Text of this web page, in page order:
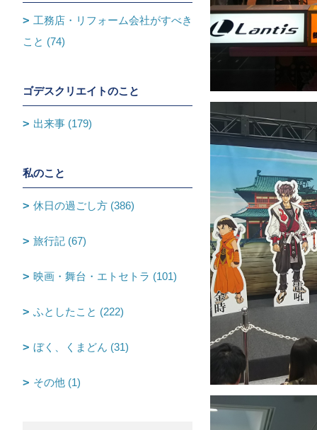
工務店・リフォーム会社がすべき
こと (74)
ゴデスクリエイトのこと
出来事 (179)
私のこと
休日の過ごし方 (386)
旅行記 (67)
映画・舞台・エトセトラ (101)
ふとしたこと (222)
ぼく、くまどん (31)
その他 (1)